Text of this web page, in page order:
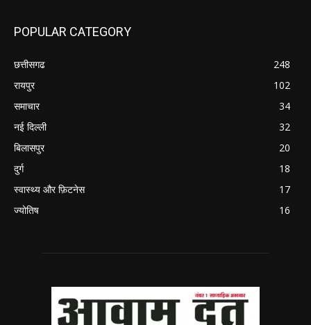
POPULAR CATEGORY
छत्तीसगढ
248
रायपुर
102
समाचार
34
नई दिल्ली
32
बिलासपुर
20
दुर्ग
18
स्वास्थ्य और फ़िटनेस
17
ज्योतिष
16